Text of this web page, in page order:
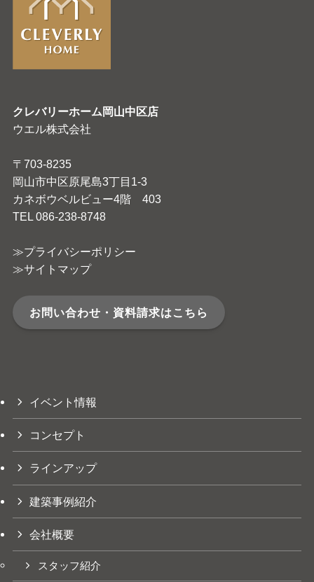
クレバリーホーム岡山中区店
ウエル株式会社
〒703-8235
岡山市中区原尾島3丁目1-3
カネボウベルビュー4階 403
TEL 086-238-8748
≫プライバシーポリシー
≫サイトマップ
お問い合わせ・資料請求はこちら
イベント情報
コンセプト
ラインアップ
建築事例紹介
会社概要
スタッフ紹介